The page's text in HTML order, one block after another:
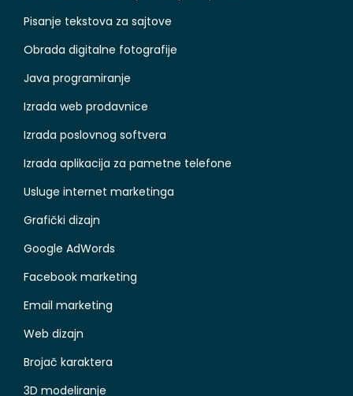
Pisanje tekstova za sajtove
Obrada digitalne fotografije
Java programiranje
Izrada web prodavnice
Izrada poslovnog softvera
Izrada aplikacija za pametne telefone
Usluge internet marketinga
Grafički dizajn
Google AdWords
Facebook marketing
Email marketing
Web dizajn
Brojač karaktera
3D modeliranje